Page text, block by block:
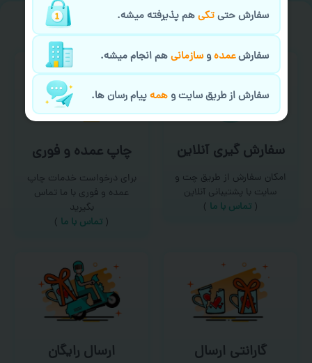
خیالت راحت ازسفارش گیری
سفارش گیری آنلاین
امکان سفارش از طریق چت و
سایت با پشتیبانی آنلاین
( تماس با ما‌ )
چاپ عمده و فوری
برای درخواست خدمات چاپ
عمده و فوری با ما تماس
بگیرید
( تماس با ما )
گارانتی ارسال ارسال رایگان
سفارش حتیتکیهم پذیرفته میشه.
سفارشعمدهوسازمانیهم انجام میشه.
سفارش از طریق سایت وهمهپیام رسان ها.